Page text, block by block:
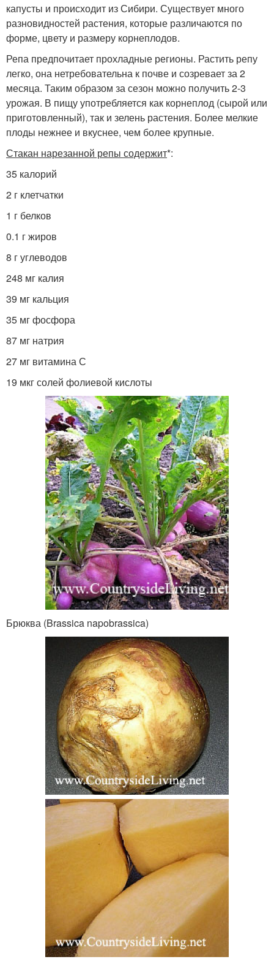
капусты и происходит из Сибири. Существует много
разновидностей растения, которые различаются по
форме, цвету и размеру корнеплодов.
Репа предпочитает прохладные регионы. Растить репу
легко, она нетребовательна к почве и созревает за 2
месяца. Таким образом за сезон можно получить 2-3
урожая. В пищу употребляется как корнеплод (сырой или
приготовленный), так и зелень растения. Более мелкие
плоды нежнее и вкуснее, чем более крупные.
Стакан нарезанной репы содержит*:
35 калорий
2 г клетчатки
1 г белков
0.1 г жиров
8 г углеводов
248 мг калия
39 мг кальция
35 мг фосфора
87 мг натрия
27 мг витамина С
19 мкг солей фолиевой кислоты
Брюква (Brassica napobrassica)